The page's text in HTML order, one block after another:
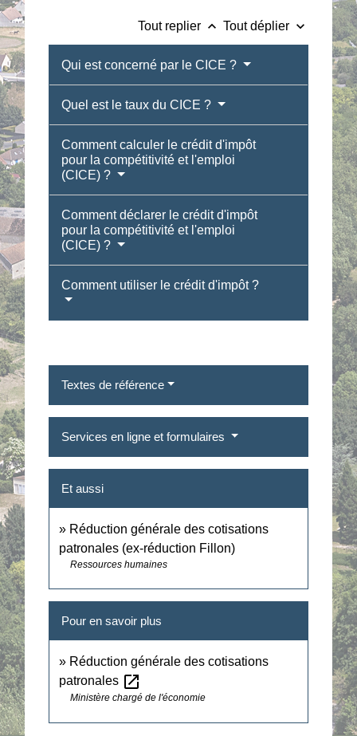
Tout replier keyboard_arrow_up Tout déplier keyboard_arrow_down
Qui est concerné par le CICE ?
Quel est le taux du CICE ?
Comment calculer le crédit d'impôt
pour la compétitivité et l'emploi
(CICE) ?
Comment déclarer le crédit d'impôt
pour la compétitivité et l'emploi
(CICE) ?
Comment utiliser le crédit d'impôt ?
Textes de référence
Services en ligne et formulaires
Et aussi
Réduction générale des cotisations
patronales (ex-réduction Fillon)
Ressources humaines
Pour en savoir plus
Réduction générale des cotisations
patronales open_in_new
Ministère chargé de l'économie